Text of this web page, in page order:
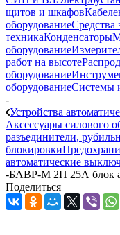
щитов и шкафов
оборудованиеСредства
техникаКонденсаторы
оборудование
работ на высоте
оборудование
оборудованиеСистемы
-
Устройства
Аксессуары силового
разъединители,
блокировки
автоматические
-БАВР-М 2П 25А блок
Поделиться